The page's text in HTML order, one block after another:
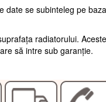
date se subinteleg pe
radiatorului.
să intre sub garanție.